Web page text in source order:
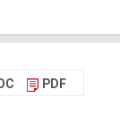
PDF